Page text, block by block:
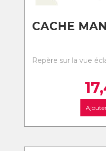
CACHE
Repère sur la vue